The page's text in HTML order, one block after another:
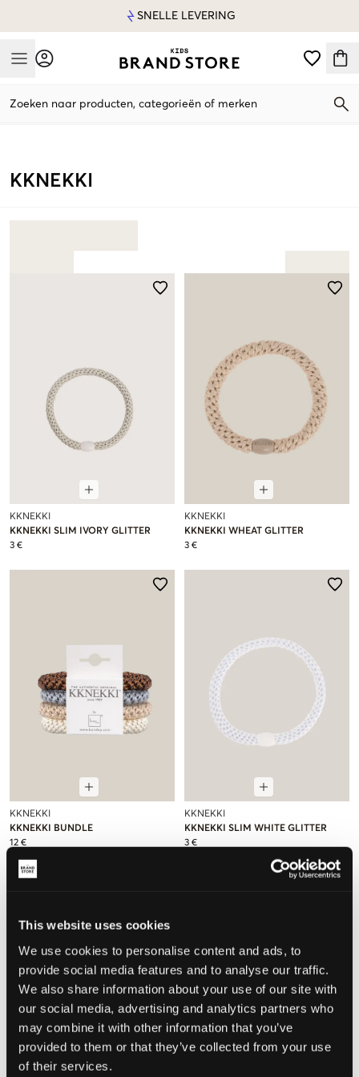
This website uses cookies
We use cookies to personalise content and ads, to
provide social media features and to analyse our traffic.
We also share information about your use of our site with
our social media, advertising and analytics partners who
may combine it with other information that you’ve
provided to them or that they’ve collected from your use
of their services.
SNELLE LEVERING
Mobile Menu
Zoeken naar producten, categorieën of merken
KKNEKKI
KKNEKKI
KKNEKKI SLIM IVORY GLITTER
3 €
KKNEKKI
KKNEKKI WHEAT GLITTER
3 €
KKNEKKI
KKNEKKI BUNDLE
12 €
KKNEKKI
KKNEKKI SLIM WHITE GLITTER
3 €